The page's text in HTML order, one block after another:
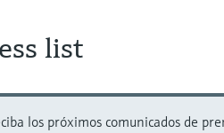
list
los próximos comunicados de